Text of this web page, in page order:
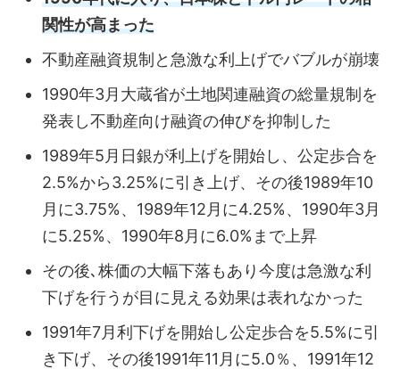
関性が高まった
不動産融資規制と急激な利上げでバブルが崩壊
1990年3月大蔵省が土地関連融資の総量規制を
発表し不動産向け融資の伸びを抑制した
1989年5月日銀が利上げを開始し、公定歩合を
2.5%から3.25%に引き上げ、その後1989年10
月に3.75%、1989年12月に4.25%、1990年3月
に5.25%、1990年8月に6.0%まで上昇
その後､株価の大幅下落もあり今度は急激な利
下げを行うが目に見える効果は表れなかった
1991年7月利下げを開始し公定歩合を5.5%に引
き下げ、その後1991年11月に5.0％、1991年12